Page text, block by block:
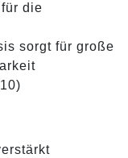
die
sorgt für große